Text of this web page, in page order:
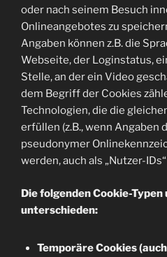
oder nach seinem Besuch
Onlineangebotes zu
Angaben können z.B. die
Webseite, der Loginstatus,
Stelle, an der ein Video
dem Begriff der Cookies
Technologien, die die
erfüllen (z.B., wenn Angaben
pseudonymer
werden, auch als „Nutzer-
Die folgenden Cookie-
unterschieden:
Temporäre Cookies